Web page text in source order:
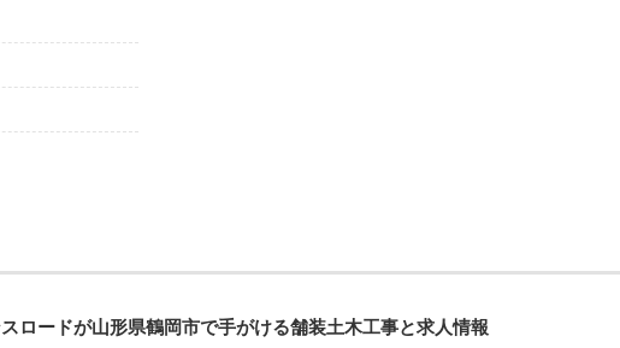
ロードが山形県鶴岡市で手がける舗装土木工事と求人情報